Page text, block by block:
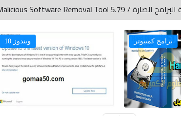
برامج كمبيوتر اسطوانات